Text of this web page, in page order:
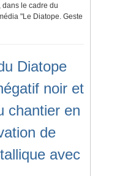
le cadre du
"Le Diatope. Geste
Diatope
noir et
chantier en
de
avec